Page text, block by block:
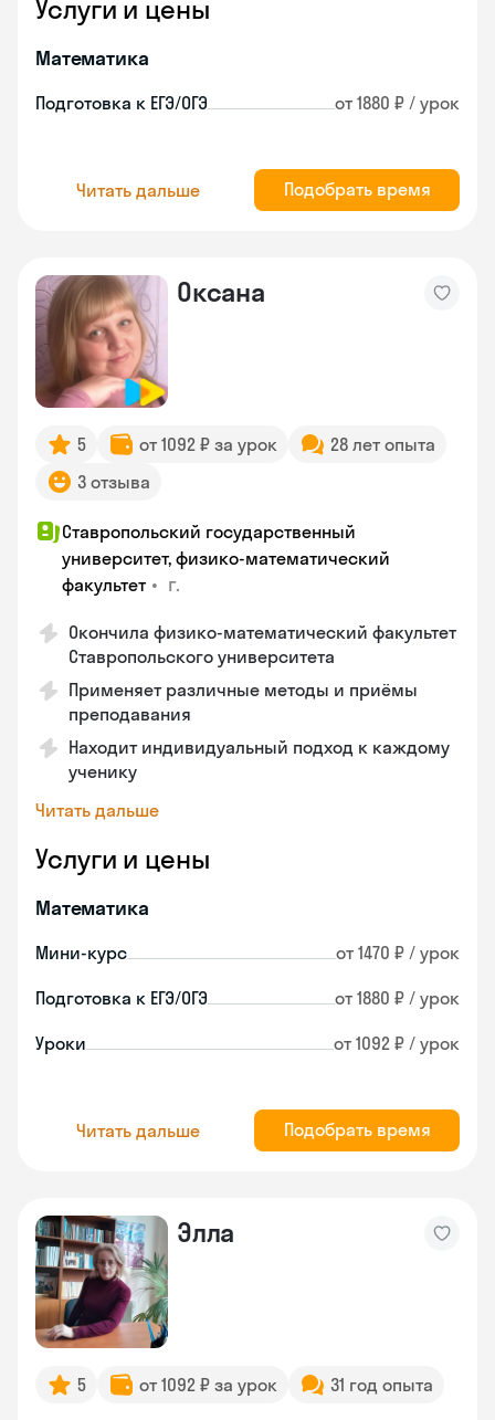
Услуги и цены
Математика
Подготовка к ЕГЭ/ОГЭ от 1880 ₽ / урок
Читать дальше Подобрать время
Оксана
5 от 1092 ₽ за урок
28 лет опыта
3 отзыва
Ставропольский государственный
университет, физико-математический
факультет • г.
Окончила физико-математический факультет
Ставропольского университета
Применяет различные методы и приёмы
преподавания
Находит индивидуальный подход к каждому
ученику
Читать дальше
Услуги и цены
Математика
Мини-курс от 1470 ₽ / урок
Подготовка к ЕГЭ/ОГЭ от 1880 ₽ / урок
Уроки от 1092 ₽ / урок
Читать дальше Подобрать время
Элла
5 от 1092 ₽ за урок 31 год опыта